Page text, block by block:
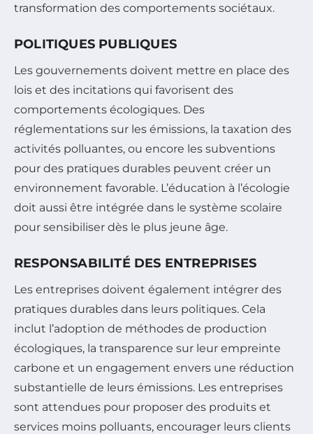
transformation des comportements sociétaux.
POLITIQUES PUBLIQUES
Les gouvernements doivent mettre en place des
lois et des incitations qui favorisent des
comportements écologiques. Des
réglementations sur les émissions, la taxation des
activités polluantes, ou encore les subventions
pour des pratiques durables peuvent créer un
environnement favorable. L’éducation à l’écologie
doit aussi être intégrée dans le système scolaire
pour sensibiliser dès le plus jeune âge.
RESPONSABILITÉ DES ENTREPRISES
Les entreprises doivent également intégrer des
pratiques durables dans leurs politiques. Cela
inclut l’adoption de méthodes de production
écologiques, la transparence sur leur empreinte
carbone et un engagement envers une réduction
substantielle de leurs émissions. Les entreprises
sont attendues pour proposer des produits et
services moins polluants, encourager leurs clients